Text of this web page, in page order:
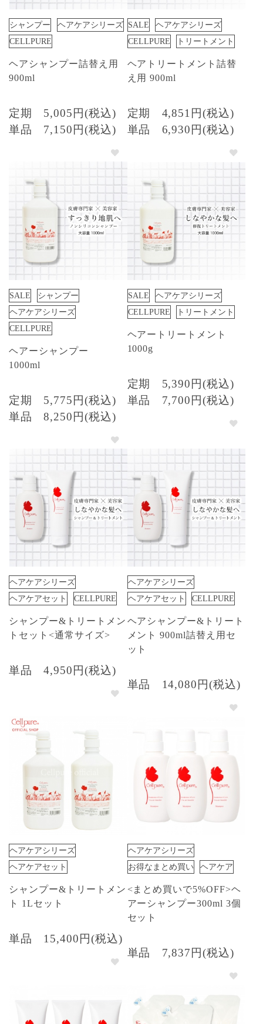
シャンプー
ヘアケアシリーズ
CELLPURE
ヘアシャンプー詰替え用
900ml
定期
5,005円(税込)
単品
7,150円(税込)
SALE
ヘアケアシリーズ
CELLPURE
トリートメント
ヘアトリートメント詰替
え用 900ml
定期
4,851円(税込)
単品
6,930円(税込)
SALE
シャンプー
ヘアケアシリーズ
CELLPURE
ヘアーシャンプー
1000ml
定期
5,775円(税込)
単品
8,250円(税込)
SALE
ヘアケアシリーズ
CELLPURE
トリートメント
ヘアートリートメント
1000g
定期
5,390円(税込)
単品
7,700円(税込)
ヘアケアシリーズ
ヘアケアセット
CELLPURE
シャンプー&トリートメン
トセット<通常サイズ>
単品 4,950円(税込)
ヘアケアシリーズ
ヘアケアセット
CELLPURE
ヘアシャンプー&トリート
メント 900ml詰替え用セ
ット
単品 14,080円(税込)
ヘアケアシリーズ
ヘアケアセット
シャンプー&トリートメン
ト 1Lセット
単品 15,400円(税込)
ヘアケアシリーズ
お得なまとめ買い
ヘアケア
<まとめ買いで5%OFF>ヘ
アーシャンプー300ml 3個
セット
単品 7,837円(税込)